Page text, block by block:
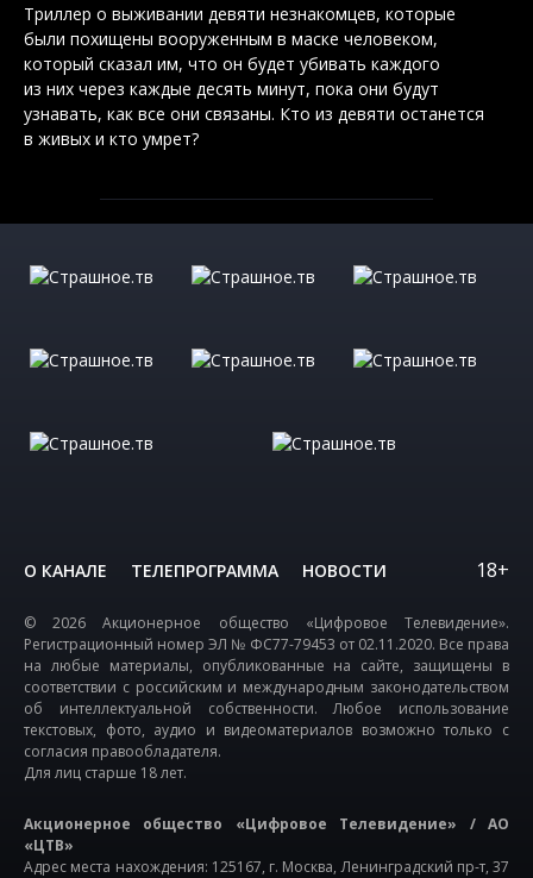
Триллер о выживании девяти незнакомцев, которые
были похищены вооруженным в маске человеком,
который сказал им, что он будет убивать каждого
из них через каждые десять минут, пока они будут
узнавать, как все они связаны. Кто из девяти останется
в живых и кто умрет?
О КАНАЛЕ ТЕЛЕПРОГРАММА НОВОСТИ 18+
© 2026 Акционерное общество «Цифровое Телевидение».
Регистрационный номер ЭЛ № ФС77-79453 от 02.11.2020. Все права
на любые материалы, опубликованные на сайте, защищены в
соответствии с российским и международным законодательством
об интеллектуальной собственности. Любое использование
текстовых, фото, аудио и видеоматериалов возможно только с
согласия правообладателя.
Для лиц старше 18 лет.
Акционерное общество «Цифровое Телевидение» / АО
«ЦТВ»
Адрес места нахождения: 125167, г. Москва, Ленинградский пр-т, 37